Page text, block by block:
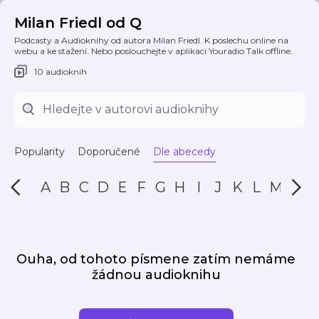
Milan Friedl od Q
Podcasty a Audioknihy od autora Milan Friedl. K poslechu online na
webu a ke stažení. Nebo poslouchejte v aplikaci Youradio Talk offline.
10 audioknih
Popularity Doporučené Dle abecedy
A B C D E F G H I J K L M N
Ouha, od tohoto písmene zatím nemáme
žádnou audioknihu